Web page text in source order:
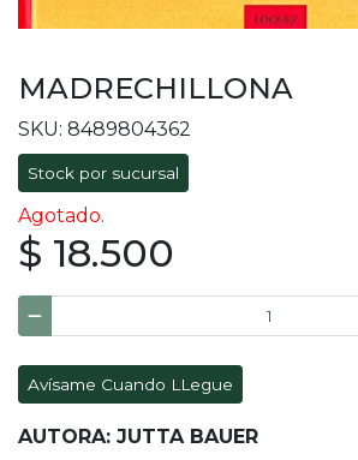
MADRECHILLONA
SKU: 8489804362
Stock por sucursal
Agotado.
$ 18.500
Avísame Cuando LLegue
AUTORA: JUTTA BAUER